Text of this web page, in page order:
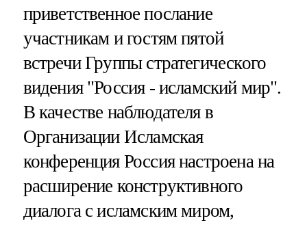
приветственное послание
участникам и гостям пятой
встречи Группы стратегического
видения "Россия - исламский мир".
В качестве наблюдателя в
Организации Исламская
конференция Россия настроена на
расширение конструктивного
диалога с исламским миром,